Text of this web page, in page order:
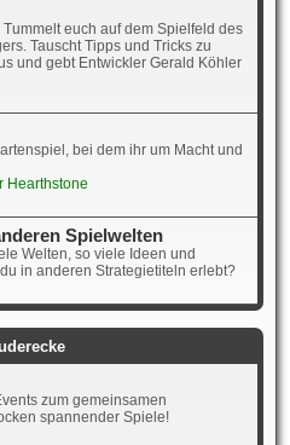
Tummelt euch auf dem Spielfeld des
Tauscht Tipps und Tricks zu
und gebt Entwickler Gerald Köhler
bei dem ihr um Macht und
Hearthstone
Spielwelten
Welten, so viele Ideen und
in anderen Strategietiteln erlebt?
zum gemeinsamen
spannender Spiele!